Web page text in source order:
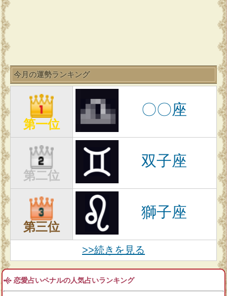
今月の運勢ランキング
第一位
〇〇座
第二位
双子座
第三位
獅子座
>>続きを見る
恋愛占いペナルの人気占いランキング